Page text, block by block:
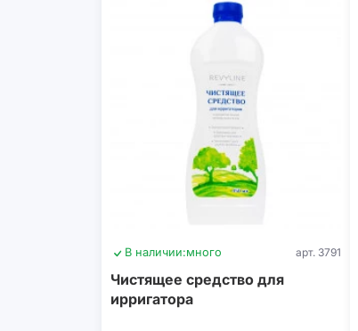
В наличии:много арт. 3791
Чистящее средство для
ирригатора